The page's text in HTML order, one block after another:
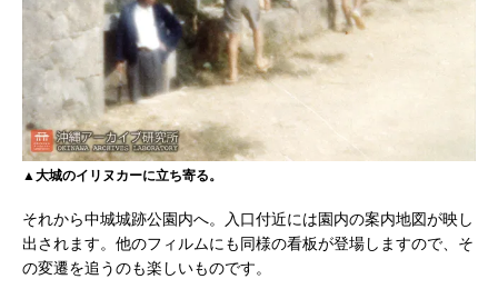
▲大城のイリヌカーに立ち寄る。
それから中城城跡公園内へ。入口付近には園内の案内地図が映し
出されます。他のフィルムにも同様の看板が登場しますので、そ
の変遷を追うのも楽しいものです。